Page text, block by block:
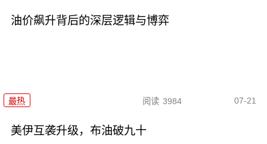
油价飙升背后的深层逻辑与博弈
最热 阅读 3984 07-21
美伊互袭升级，布油破九十